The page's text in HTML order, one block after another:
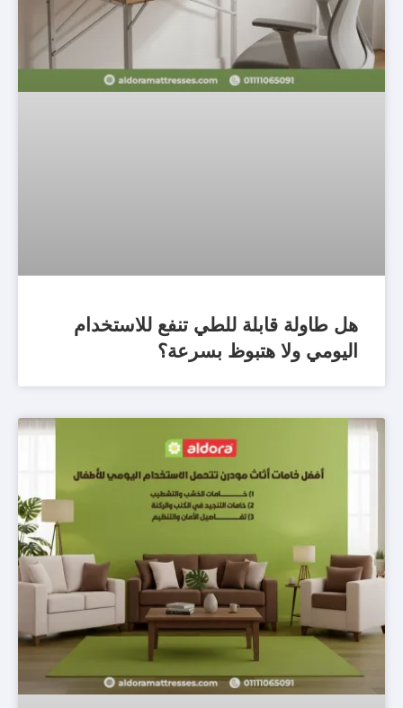
هل طاولة قابلة للطي تنفع للاستخدام
اليومي ولا هتبوظ بسرعة؟